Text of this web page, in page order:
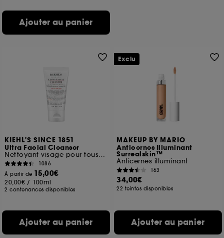
Ajouter au panier
KIEHL'S SINCE 1851
Ultra Facial Cleanser
Nettoyant visage pour tous types de peaux
1086
À partir de 15,00€
20,00€ / 100ml
2 contenances disponibles
Ajouter au panier
MAKEUP BY MARIO
Anticernes Illuminant
Surrealskin™
Anticernes illuminant
163
34,00€
22 teintes disponibles
Ajouter au panier
Exclu